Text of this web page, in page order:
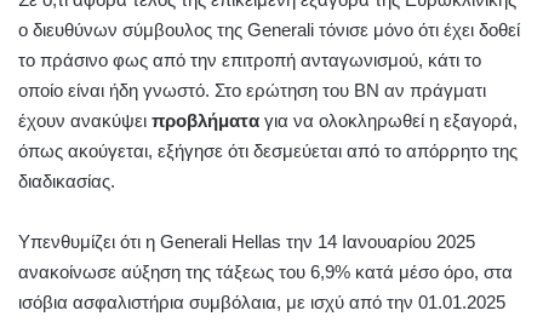
ο διευθύνων σύμβουλος της Generali τόνισε μόνο ότι έχει δοθεί
το πράσινο φως από την επιτροπή ανταγωνισμού, κάτι το
οποίο είναι ήδη γνωστό. Στο ερώτηση του ΒΝ αν πράγματι
έχουν ανακύψει προβλήματα για να ολοκληρωθεί η εξαγορά,
όπως ακούγεται, εξήγησε ότι δεσμεύεται από το απόρρητο της
διαδικασίας.
Υπενθυμίζει ότι η Generali Hellas την 14 Ιανουαρίου 2025
ανακοίνωσε αύξηση της τάξεως του 6,9% κατά μέσο όρο, στα
ισόβια ασφαλιστήρια συμβόλαια, με ισχύ από την 01.01.2025